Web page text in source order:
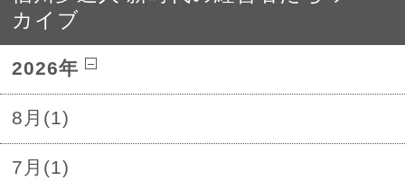
カイブ
2026年
8月(1)
7月(1)